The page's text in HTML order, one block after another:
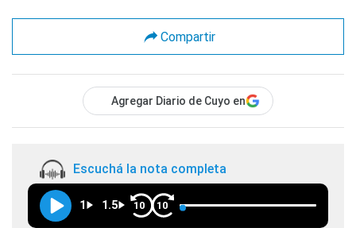
Compartir
Agregar Diario de Cuyo en
Escuchá la nota completa
1 1.5 10 10